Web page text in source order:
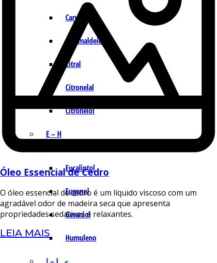
Carvona
Cinamaldeído
Citral
Citronelal
Citronelol
E – H
Eucaliptol
Eugenol
Geraniol
Humuleno
Óleo Essencial de Cedro
O óleo essencial de cedro é um líquido viscoso com um
agradável odor de madeira seca que apresenta
propriedades sedativas e relaxantes.
LEIA MAIS